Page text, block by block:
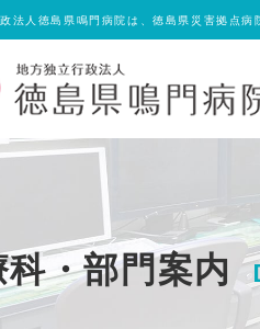
法人徳島県鳴門病院は、徳島県災害拠点病
科・部門案内